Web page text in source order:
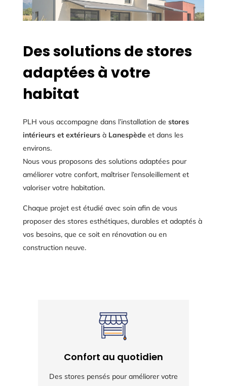
Des solutions de stores
adaptées à votre
habitat
PLH vous accompagne dans l’installation de stores
intérieurs et extérieursà Lanespède et dans les
environs.
Nous vous proposons des solutions adaptées pour
améliorer votre confort, maîtriser l’ensoleillement et
valoriser votre habitation.
Chaque projet est étudié avec soin afin de vous
proposer des stores esthétiques, durables et adaptés à
vos besoins, que ce soit en rénovation ou en
construction neuve.
Confort au quotidien
Des stores pensés pour améliorer votre